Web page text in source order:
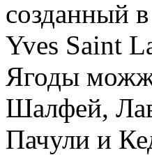
созданный
Yves Saint
Ягоды
Шалфей,
Пачули и